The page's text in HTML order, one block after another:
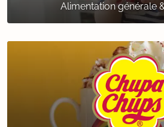
Alimentation générale